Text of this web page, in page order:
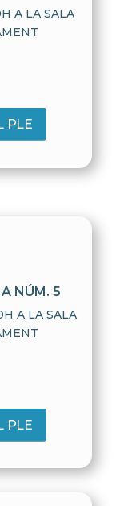
A LA SALA
PLE
NÚM. 5
A LA SALA
PLE